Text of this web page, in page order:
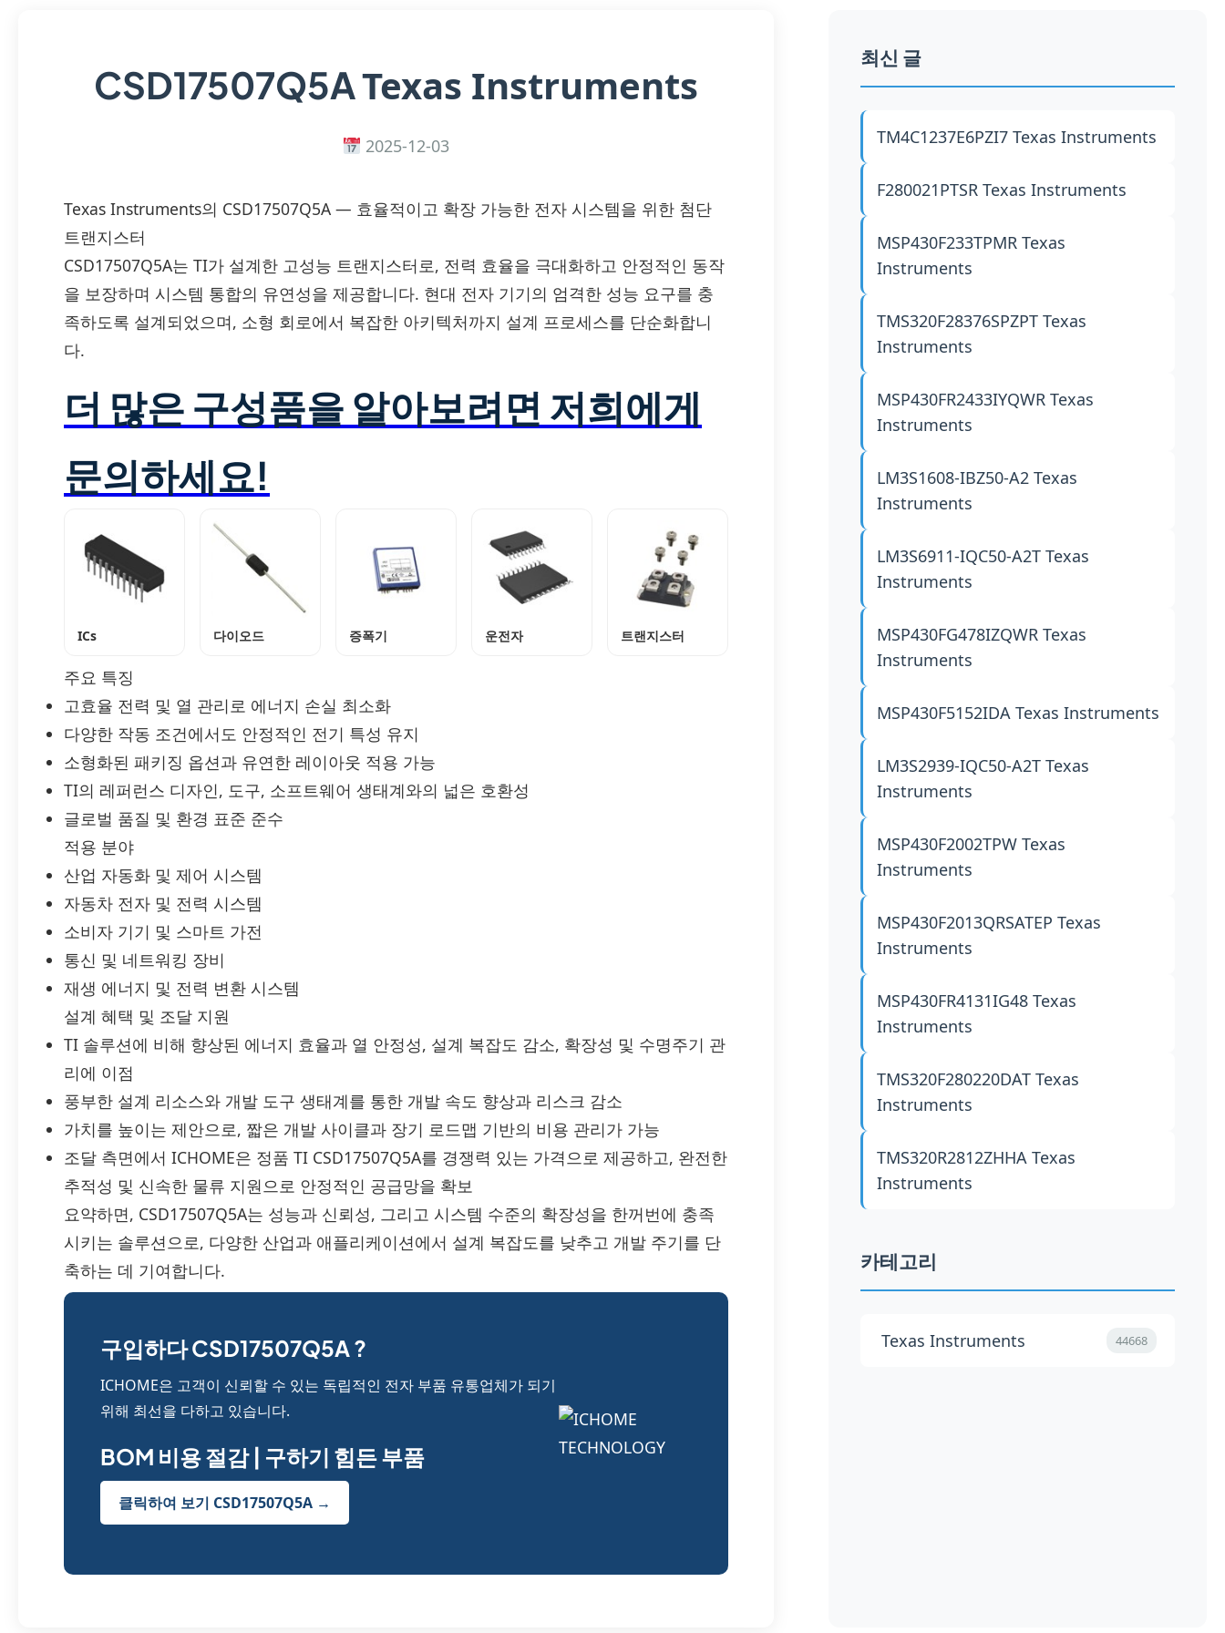
CSD17507Q5ATexas Instruments
2025-12-03
Texas Instruments의 CSD17507Q5A — 효율적이고 확장 가능한 전자 시스템을 위한 첨단
트랜지스터
CSD17507Q5A는 TI가 설계한 고성능 트랜지스터로, 전력 효율을 극대화하고 안정적인 동작
을 보장하며 시스템 통합의 유연성을 제공합니다. 현대 전자 기기의 엄격한 성능 요구를 충
족하도록 설계되었으며, 소형 회로에서 복잡한 아키텍처까지 설계 프로세스를 단순화합니
다.
더 많은 구성품을 알아보려면 저희에게
문의하세요!
ICs 다이오드 증폭기 운전자 트랜지스터
주요 특징
고효율 전력 및 열 관리로 에너지 손실 최소화
다양한 작동 조건에서도 안정적인 전기 특성 유지
소형화된 패키징 옵션과 유연한 레이아웃 적용 가능
TI의 레퍼런스 디자인, 도구, 소프트웨어 생태계와의 넓은 호환성
글로벌 품질 및 환경 표준 준수
적용 분야
산업 자동화 및 제어 시스템
자동차 전자 및 전력 시스템
소비자 기기 및 스마트 가전
통신 및 네트워킹 장비
재생 에너지 및 전력 변환 시스템
설계 혜택 및 조달 지원
TI 솔루션에 비해 향상된 에너지 효율과 열 안정성, 설계 복잡도 감소, 확장성 및 수명주기 관
리에 이점
풍부한 설계 리소스와 개발 도구 생태계를 통한 개발 속도 향상과 리스크 감소
가치를 높이는 제안으로, 짧은 개발 사이클과 장기 로드맵 기반의 비용 관리가 가능
조달 측면에서 ICHOME은 정품 TI CSD17507Q5A를 경쟁력 있는 가격으로 제공하고, 완전한
추적성 및 신속한 물류 지원으로 안정적인 공급망을 확보
요약하면, CSD17507Q5A는 성능과 신뢰성, 그리고 시스템 수준의 확장성을 한꺼번에 충족
시키는 솔루션으로, 다양한 산업과 애플리케이션에서 설계 복잡도를 낮추고 개발 주기를 단
축하는 데 기여합니다.
구입하다 CSD17507Q5A ?
ICHOME은 고객이 신뢰할 수 있는 독립적인 전자 부품 유통업체가 되기
위해 최선을 다하고 있습니다.
BOM 비용 절감 | 구하기 힘든 부품
클릭하여 보기 CSD17507Q5A →
최신 글
TM4C1237E6PZI7Texas Instruments
F280021PTSRTexas Instruments
MSP430F233TPMRTexas
Instruments
TMS320F28376SPZPTTexas
Instruments
MSP430FR2433IYQWRTexas
Instruments
LM3S1608-IBZ50-A2Texas
Instruments
LM3S6911-IQC50-A2TTexas
Instruments
MSP430FG478IZQWRTexas
Instruments
MSP430F5152IDATexas Instruments
LM3S2939-IQC50-A2TTexas
Instruments
MSP430F2002TPWTexas
Instruments
MSP430F2013QRSATEPTexas
Instruments
MSP430FR4131IG48Texas
Instruments
TMS320F280220DATTexas
Instruments
TMS320R2812ZHHATexas
Instruments
카테고리
Texas Instruments 44668